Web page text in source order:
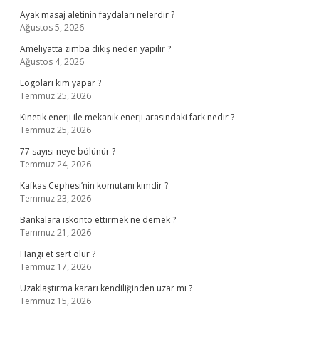
Ayak masaj aletinin faydaları nelerdir ?
Ağustos 5, 2026
Ameliyatta zımba dikiş neden yapılır ?
Ağustos 4, 2026
Logoları kim yapar ?
Temmuz 25, 2026
Kinetik enerji ile mekanik enerji arasındaki fark nedir ?
Temmuz 25, 2026
77 sayısı neye bölünür ?
Temmuz 24, 2026
Kafkas Cephesi’nin komutanı kimdir ?
Temmuz 23, 2026
Bankalara iskonto ettirmek ne demek ?
Temmuz 21, 2026
Hangi et sert olur ?
Temmuz 17, 2026
Uzaklaştırma kararı kendiliğinden uzar mı ?
Temmuz 15, 2026